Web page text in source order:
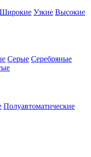
Широкие Узкие Высокие
Серые Серебряные
Полуавтоматические